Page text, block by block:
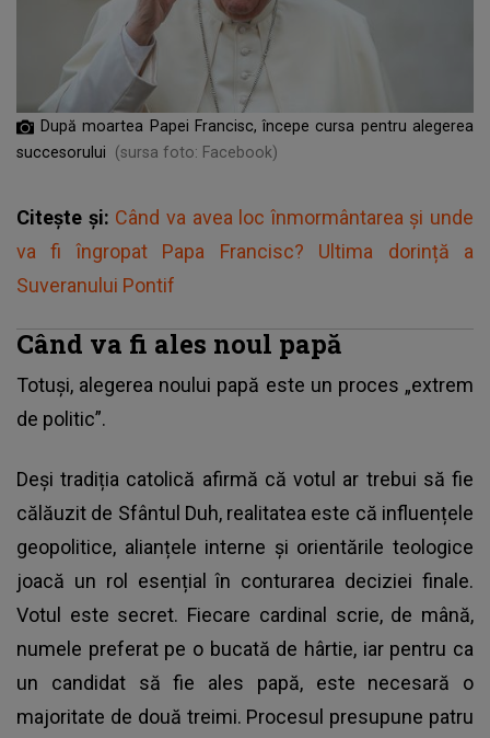
După moartea Papei Francisc, începe cursa pentru alegerea
succesorului
(sursa foto: Facebook)
Citește și: Când va avea loc înmormântarea și unde
va fi îngropat Papa Francisc? Ultima dorință a
Suveranului Pontif
Când va fi ales noul papă
Totuși, alegerea noului papă este un proces „extrem
de politic”.
Deși tradiția catolică afirmă că votul ar trebui să fie
călăuzit de Sfântul Duh, realitatea este că influențele
geopolitice, alianțele interne și orientările teologice
joacă un rol esențial în conturarea deciziei finale.
Votul este secret. Fiecare cardinal scrie, de mână,
numele preferat pe o bucată de hârtie, iar pentru ca
un candidat să fie ales papă, este necesară o
majoritate de două treimi. Procesul presupune patru